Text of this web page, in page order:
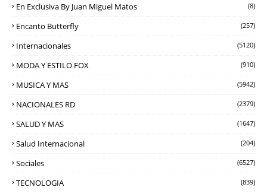
En Exclusiva By Juan Miguel Matos (8)
Encanto Butterfly (257)
Internacionales (5120)
MODA Y ESTILO FOX (910)
MUSICA Y MAS (5942)
NACIONALES RD (2379)
SALUD Y MAS (1647)
Salud Internacional (204)
Sociales (6527)
TECNOLOGIA (839)